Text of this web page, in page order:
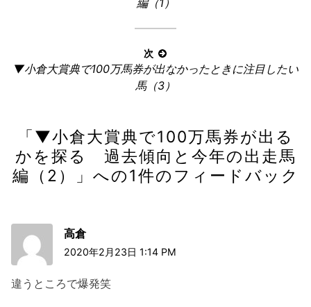
ー
ン
次
次
▼小倉大賞典で100万馬券が出なかったときに注目したい
馬（3）
「▼小倉大賞典で100万馬券が出る
かを探る 過去傾向と今年の出走馬
編（2）
」への1件のフィードバック
高倉
2020年2月23日 1:14 PM
違うところで爆発笑